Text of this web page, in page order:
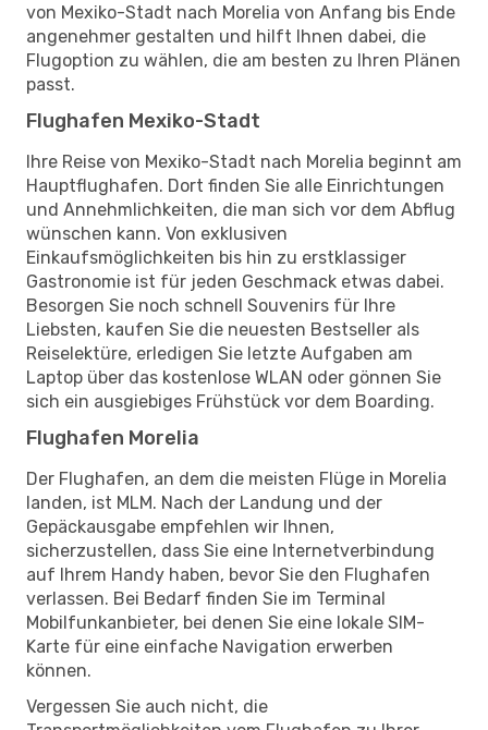
von Mexiko-Stadt nach Morelia von Anfang bis Ende
angenehmer gestalten und hilft Ihnen dabei, die
Flugoption zu wählen, die am besten zu Ihren Plänen
passt.
Flughafen Mexiko-Stadt
Ihre Reise von Mexiko-Stadt nach Morelia beginnt am
Hauptflughafen. Dort finden Sie alle Einrichtungen
und Annehmlichkeiten, die man sich vor dem Abflug
wünschen kann. Von exklusiven
Einkaufsmöglichkeiten bis hin zu erstklassiger
Gastronomie ist für jeden Geschmack etwas dabei.
Besorgen Sie noch schnell Souvenirs für Ihre
Liebsten, kaufen Sie die neuesten Bestseller als
Reiselektüre, erledigen Sie letzte Aufgaben am
Laptop über das kostenlose WLAN oder gönnen Sie
sich ein ausgiebiges Frühstück vor dem Boarding.
Flughafen Morelia
Der Flughafen, an dem die meisten Flüge in Morelia
landen, ist MLM. Nach der Landung und der
Gepäckausgabe empfehlen wir Ihnen,
sicherzustellen, dass Sie eine Internetverbindung
auf Ihrem Handy haben, bevor Sie den Flughafen
verlassen. Bei Bedarf finden Sie im Terminal
Mobilfunkanbieter, bei denen Sie eine lokale SIM-
Karte für eine einfache Navigation erwerben
können.
Vergessen Sie auch nicht, die